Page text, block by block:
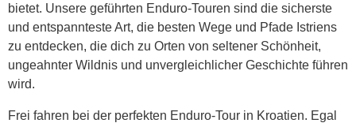
bietet. Unsere geführten Enduro-Touren sind die sicherste
und entspannteste Art, die besten Wege und Pfade Istriens
zu entdecken, die dich zu Orten von seltener Schönheit,
ungeahnter Wildnis und unvergleichlicher Geschichte führen
wird.
Frei fahren bei der perfekten Enduro-Tour in Kroatien. Egal